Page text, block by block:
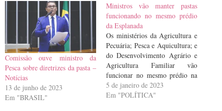
Comissão ouve ministro da
Pesca sobre diretrizes da pasta –
Notícias
13 de junho de 2023
Em "BRASIL"
Ministros vão manter pastas
funcionando no mesmo prédio
da Esplanada
Os ministérios da Agricultura e
Pecuária; Pesca e Aquicultura; e
do Desenvolvimento Agrário e
Agricultura Familiar vão
funcionar no mesmo prédio na
Esplanada dos Ministérios, em
Brasília, onde ficava o
5 de janeiro de 2023
Em "POLÍTICA"